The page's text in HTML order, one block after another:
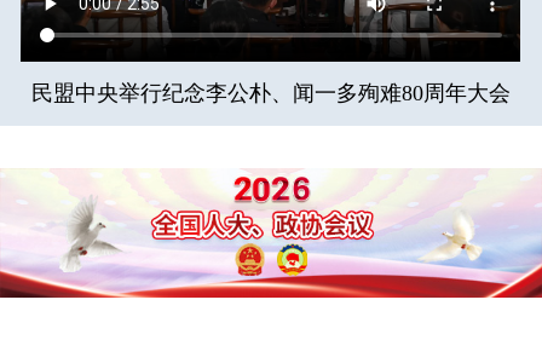
民盟中央举行纪念李公朴、闻一多殉难80周年大会